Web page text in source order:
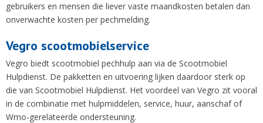
gebruikers en mensen die liever vaste maandkosten betalen dan
onverwachte kosten per pechmelding.
Vegro scootmobielservice
Vegro biedt scootmobiel pechhulp aan via de Scootmobiel
Hulpdienst. De pakketten en uitvoering lijken daardoor sterk op
die van Scootmobiel Hulpdienst. Het voordeel van Vegro zit vooral
in de combinatie met hulpmiddelen, service, huur, aanschaf of
Wmo-gerelateerde ondersteuning.